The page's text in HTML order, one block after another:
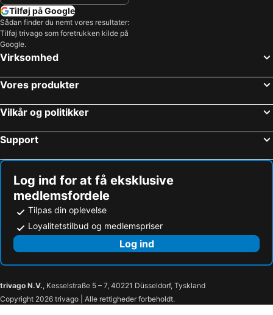
Tilføj på Google
Sådan finder du nemt vores resultater:
Tilføj trivago som foretrukken kilde på
Google.
Virksomhed
Vores produkter
Vilkår og politikker
Support
Log ind for at få eksklusive
medlemsfordele
Tilpas din oplevelse
Loyalitetstilbud og medlemspriser
Log ind
trivago N.V., Kesselstraße 5 – 7, 40221 Düsseldorf, Tyskland
Copyright 2026 trivago | Alle rettigheder forbeholdt.